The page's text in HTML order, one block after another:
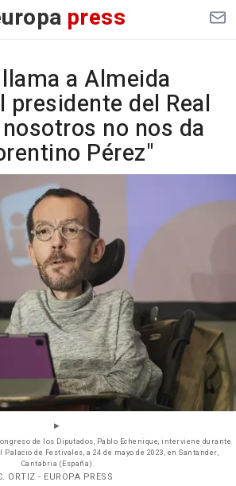
press
a Almeida
presidente del Real
no nos da
Pérez"
de los Diputados, Pablo Echenique, interviene durante
de Festivales, a 24 de mayo de 2023, en Santander,
Cantabria (España).
ORTIZ - EUROPA PRESS